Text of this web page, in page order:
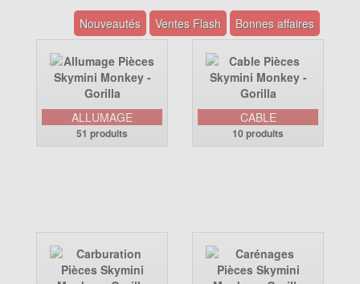
Nouveautés
Ventes Flash Bonnes affaires
ALLUMAGE
51 produits
CABLE
10 produits